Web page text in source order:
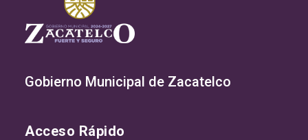
Gobierno Municipal de Zacatelco
Acceso Rápido